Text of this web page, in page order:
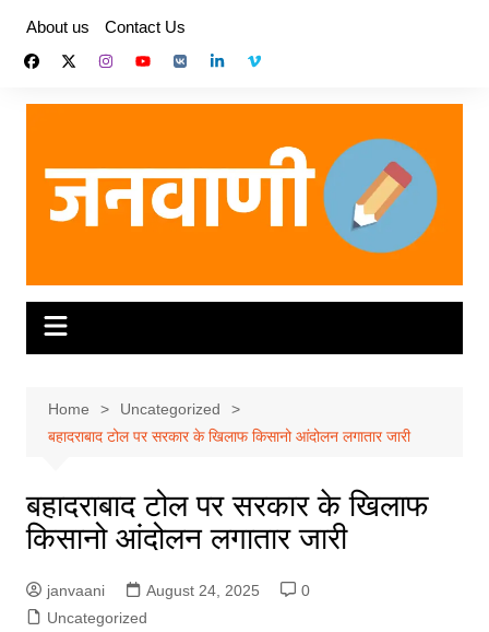
content
About us Contact Us
Home
Uncategorized
बहादराबाद टोल पर सरकार के खिलाफ किसानो आंदोलन लगातार जारी
बहादराबाद टोल पर सरकार के खिलाफ
किसानो आंदोलन लगातार जारी
janvaani August 24, 2025
0
Uncategorized